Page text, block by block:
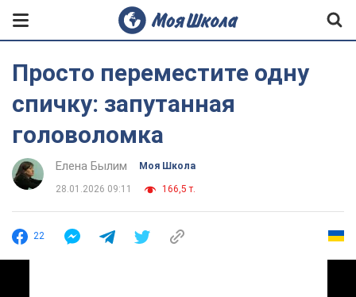
Просто переместите одну
спичку: запутанная
головоломка
Елена Былим Моя Школа
28.01.2026 09:11 166,5 т.
22